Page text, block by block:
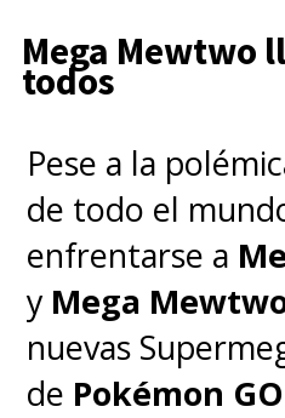
Mega Mewtwo
todos
Pese a la
de todo el
enfrentarse a
y Mega
nuevas
de Pokémon